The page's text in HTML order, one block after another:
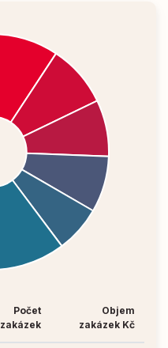
Počet
zakázek
Objem
zakázek Kč